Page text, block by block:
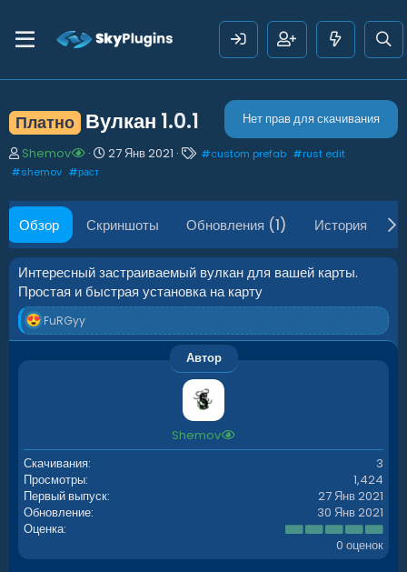
Платно Вулкан 1.0.1
Нет прав для скачивания
А
в
о
р
Shemov
Д
а
о
з
д
а
н
я
27 Янв 2021
Т
и
#custom prefab #rust edit
#shemov #раст
Обзор Скриншоты Обновления (1) История
Интересный застраиваемый вулкан для вашей карты.
Простая и быстрая установка на карту
Р
е
к
FuRGyy
Автор
Shemov
Скачивания
3
Просмотры
1,424
Первый выпуск
27 Янв 2021
Обновление
30 Янв 2021
Оценка
0
.
0
0 оценок